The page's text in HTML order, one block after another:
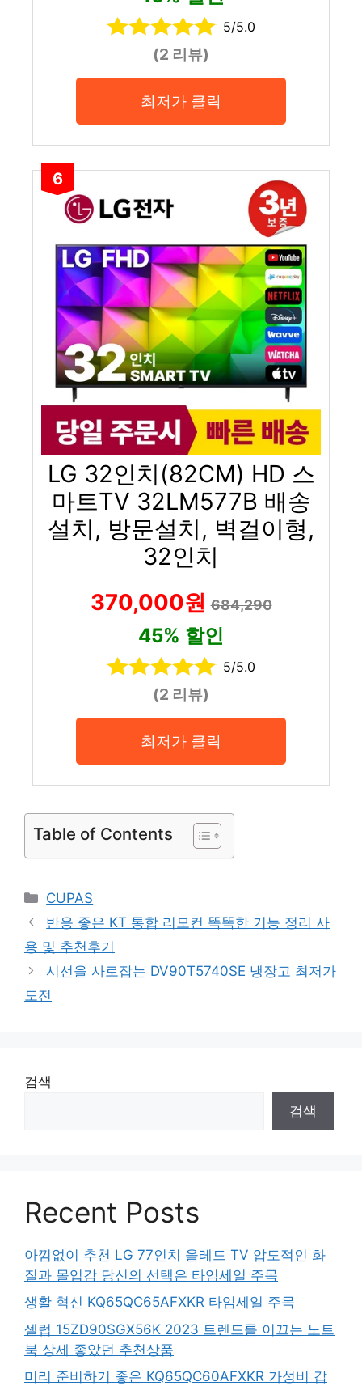
5/5.0
(2 리뷰)
최저가 클릭
6
LG 32인치(82CM) HD 스
마트TV 32LM577B 배송
설치, 방문설치, 벽걸이형,
32인치
370,000원684,290
45% 할인
5/5.0
(2 리뷰)
최저가 클릭
Table of Contents
Categories
CUPAS
반응 좋은 KT 통합 리모컨 똑똑한 기능 정리 사
용 및 추천후기
시선을 사로잡는 DV90T5740SE 냉장고 최저가
도전
검색
검색
Recent Posts
아낌없이 추천 LG 77인치 올레드 TV 압도적인 화
질과 몰입감 당신의 선택은 타임세일 주목
생활 혁신 KQ65QC65AFXKR 타임세일 주목
셀럽 15ZD90SGX56K 2023 트렌드를 이끄는 노트
북 상세 좋았던 추천상품
미리 준비하기 좋은 KQ65QC60AFXKR 가성비 갑